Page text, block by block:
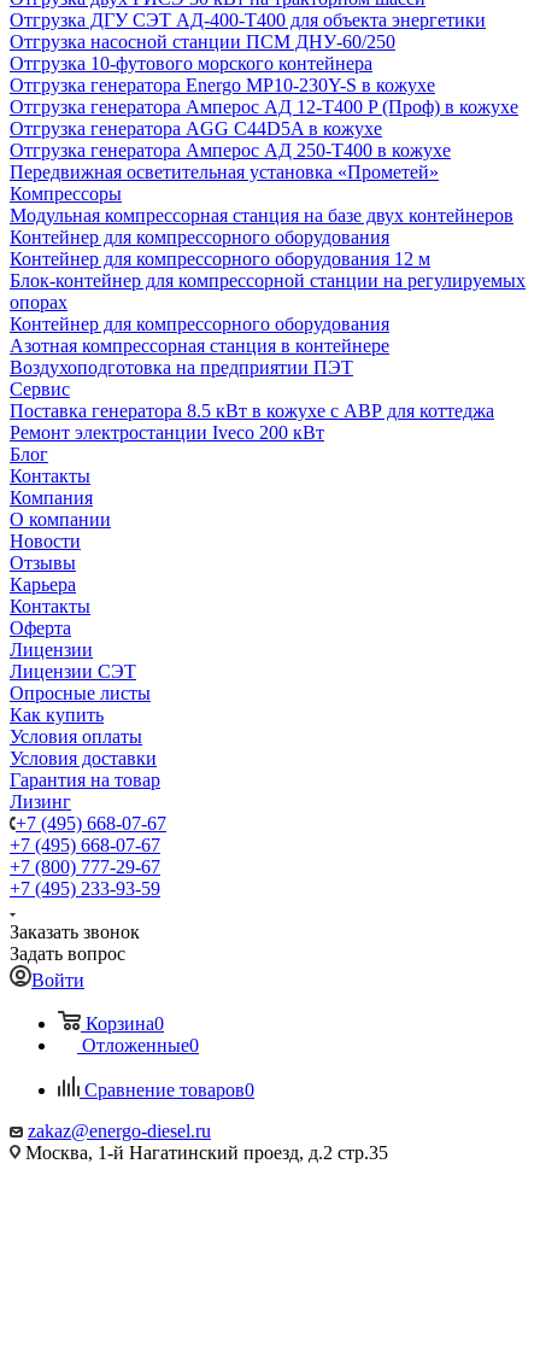
Отгрузка ДГУ СЭТ АД-400-Т400 для объекта энергетики
Отгрузка насосной станции ПСМ ДНУ-60/250
Отгрузка 10-футового морского контейнера
Отгрузка генератора Energo MP10-230Y-S в кожухе
Отгрузка генератора Амперос АД 12-Т400 P (Проф) в кожухе
Отгрузка генератора AGG C44D5A в кожухе
Отгрузка генератора Амперос АД 250-Т400 в кожухе
Передвижная осветительная установка «Прометей»
Компрессоры
Модульная компрессорная станция на базе двух контейнеров
Контейнер для компрессорного оборудования
Контейнер для компрессорного оборудования 12 м
Блок-контейнер для компрессорной станции на регулируемых
опорах
Контейнер для компрессорного оборудования
Азотная компрессорная станция в контейнере
Воздухоподготовка на предприятии ПЭТ
Сервис
Поставка генератора 8.5 кВт в кожухе с АВР для коттеджа
Ремонт электростанции Iveco 200 кВт
Блог
Контакты
Компания
О компании
Новости
Отзывы
Карьера
Контакты
Оферта
Лицензии
Лицензии СЭТ
Опросные листы
Как купить
Условия оплаты
Условия доставки
Гарантия на товар
Лизинг
+7 (495) 668-07-67
+7 (495) 668-07-67
+7 (800) 777-29-67
+7 (495) 233-93-59
Заказать звонок
Задать вопрос
Войти
Корзина0
Отложенные0
Сравнение товаров0
zakaz@energo-diesel.ru
Москва, 1-й Нагатинский проезд, д.2 стр.35